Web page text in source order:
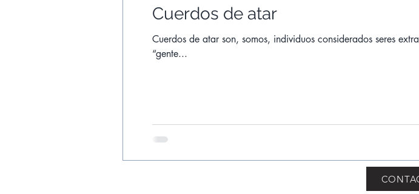
Cuerdos de atar
Cuerdos de atar son, somos, individuos considerados seres
“gente...